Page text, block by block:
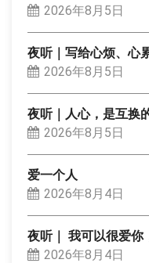
2026年8月5日
夜听｜写给心烦、心
2026年8月5日
夜听｜人心，是互换
2026年8月5日
爱一个人
2026年8月4日
夜听｜ 我可以很爱你
2026年8月4日